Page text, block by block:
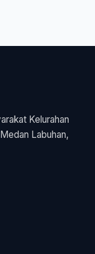
Kelurahan
Labuhan,